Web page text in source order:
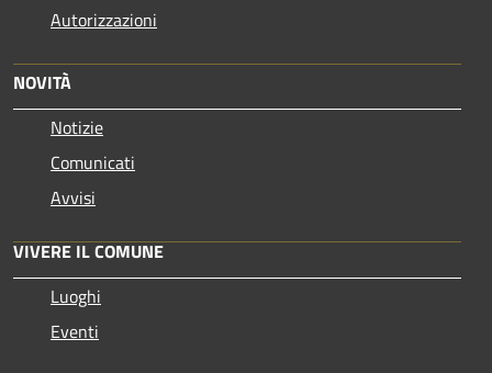
Autorizzazioni
NOVITÀ
Notizie
Comunicati
Avvisi
VIVERE IL COMUNE
Luoghi
Eventi